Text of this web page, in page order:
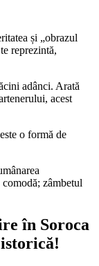
și „obrazul
reprezintă,
adânci. Arată
acest
o formă de
zâmbetul
în Soroca